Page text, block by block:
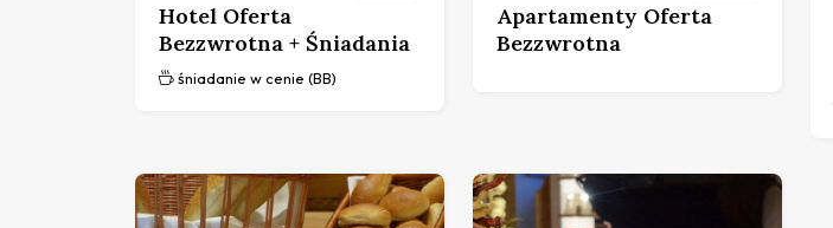
Hotel Oferta
Bezzwrotna + Śniadania
śniadanie w cenie (BB)
Apartamenty Oferta
Bezzwrotna